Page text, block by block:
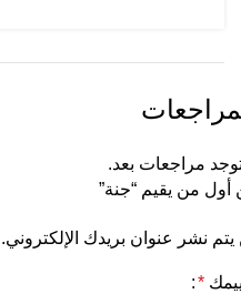
توجد مراجعات بعد.
أول من يقيم “جنة”
يتم نشر عنوان بريدك الإلكتروني.
*